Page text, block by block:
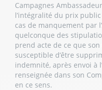
Campagnes
l’intégralité du prix
cas de manquement par
quelconque des
prend acte de ce que
susceptible d’être
indemnité, après envoi à
renseignée dans son
en ce sens.